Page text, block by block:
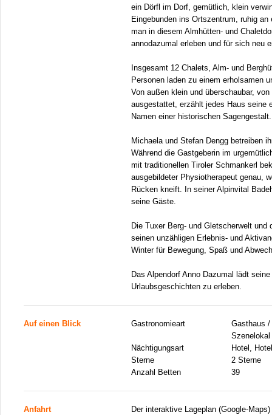
ein Dörfl im Dorf, gemütlich, klein
Eingebunden ins Ortszentrum, ruhig
man in diesem Almhütten- und
annodazumal erleben und für sich neu
Insgesamt 12 Chalets, Alm- und
Personen laden zu einem erholsamen
Von außen klein und überschaubar,
ausgestattet, erzählt jedes Haus seine
Namen einer historischen Sagengestalt.
Michaela und Stefan Dengg betreiben
Während die Gastgeberin im
mit traditionellen Tiroler Schmankerl
ausgebildeter Physiotherapeut genau,
Rücken kneift. In seiner Alpinvital
seine Gäste.
Die Tuxer Berg- und Gletscherwelt und
seinen unzähligen Erlebnis- und
Winter für Bewegung, Spaß und
Das Alpendorf Anno Dazumal lädt
Urlaubsgeschichten zu erleben.
Auf einen Blick Gastronomieart
Gasthaus
Szenelokal
Nächtigungsart
Hotel,
Sterne
2 Sterne
Anzahl Betten
39
Anfahrt Der interaktive Lageplan (Google-